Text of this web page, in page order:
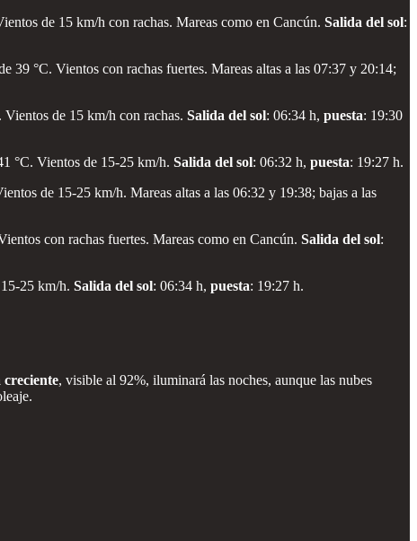
de 15 km/h con rachas. Mareas como en Cancún. Salida del sol:
39 °C. Vientos con rachas fuertes. Mareas altas a las 07:37 y 20:14;
de 15 km/h con rachas. Salida del sol: 06:34 h, puesta: 19:30
°C. Vientos de 15-25 km/h. Salida del sol: 06:32 h, puesta: 19:27 h.
de 15-25 km/h. Mareas altas a las 06:32 y 19:38; bajas a las
con rachas fuertes. Mareas como en Cancún. Salida del sol:
25 km/h. Salida del sol: 06:34 h, puesta: 19:27 h.
creciente, visible al 92%, iluminará las noches, aunque las nubes